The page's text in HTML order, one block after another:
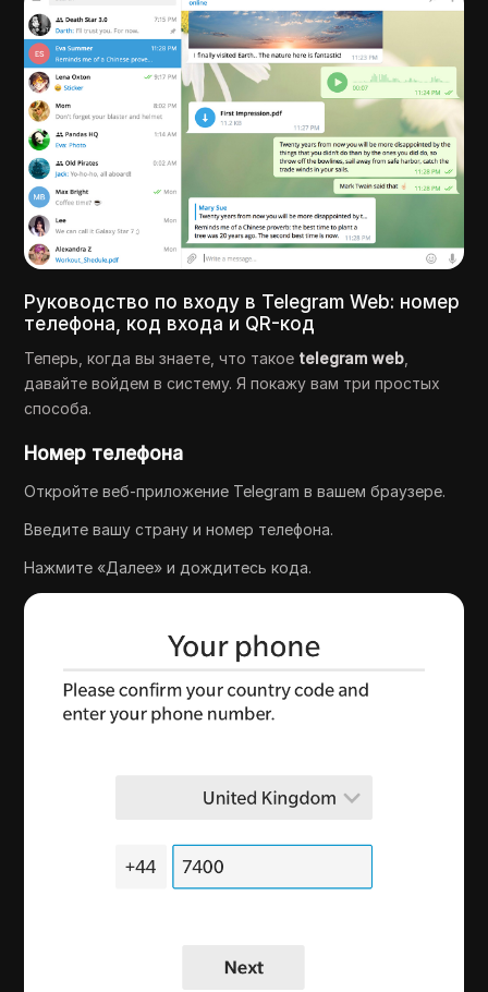
Руководство по входу в Telegram Web: номер
телефона, код входа и QR-код
Теперь, когда вы знаете, что такое telegram web
давайте войдем в систему. Я покажу вам три простых
способа.
Номер телефона
Откройте веб-приложение Telegram в вашем браузере.
Введите вашу страну и номер телефона.
Нажмите «Далее» и дождитесь кода.